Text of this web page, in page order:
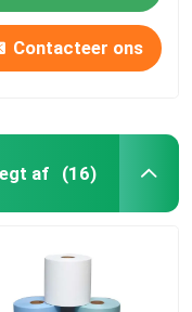
Contacteer ons
af (16)